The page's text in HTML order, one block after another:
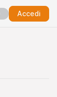
Accedi